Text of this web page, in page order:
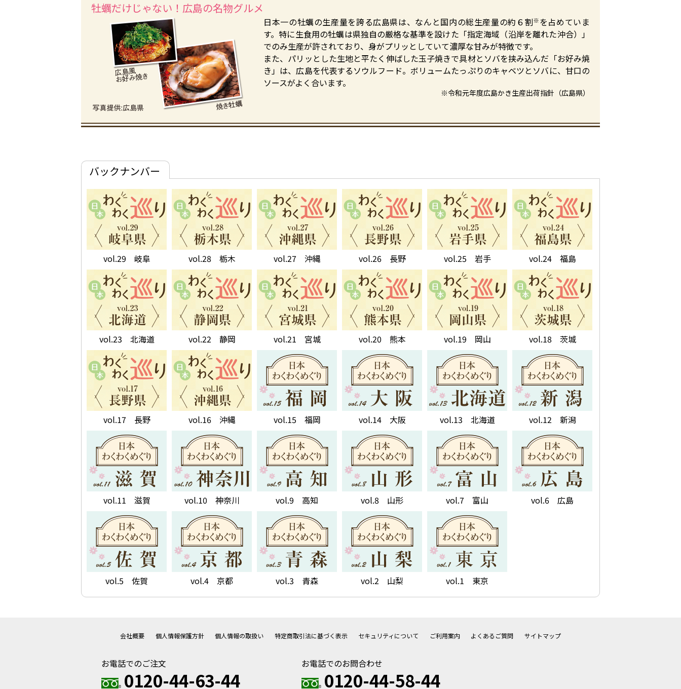
牡蠣だけじゃない！広島の名物グルメ
日本一の牡蠣の生産量を誇る広島県は、なんと国内の総生産量の約６割※を占めていま
す。特に生食用の牡蠣は県独自の厳格な基準を設けた「指定海域（沿岸を離れた沖合）」
でのみ生産が許されており、身がプリッとしていて濃厚な甘みが特徴です。
また、パリッとした生地と平たく伸ばした玉子焼きで具材とソバを挟み込んだ「お好み焼
き」は、広島を代表するソウルフード。ボリュームたっぷりのキャベツとソバに、甘口の
ソースがよく合います。
※令和元年度広島かき生産出荷指針（広島県）
バックナンバー
vol.29 岐阜 vol.28 栃木 vol.27 沖縄 vol.26 長野 vol.25 岩手 vol.24 福島
vol.23 北海道 vol.22 静岡 vol.21 宮城 vol.20 熊本 vol.19 岡山 vol.18 茨城
vol.17 長野 vol.16 沖縄 vol.15 福岡 vol.14 大阪 vol.13 北海道 vol.12 新潟
vol.11 滋賀 vol.10 神奈川 vol.9 高知 vol.8 山形 vol.7 富山 vol.6 広島
vol.5 佐賀 vol.4 京都 vol.3 青森 vol.2 山梨 vol.1 東京
会社概要 個人情報保護方針 個人情報の取扱い 特定商取引法に基づく表示 セキュリティについて ご利用案内 よくあるご質問 サイトマップ
お電話でのご注文
0120-44-63-44
お電話でのお問合わせ
0120-44-58-44